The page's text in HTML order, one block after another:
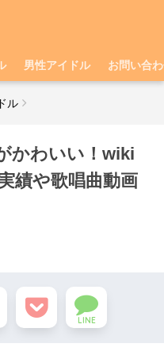
男性アイドル お問い合
ル
かわいい！wiki
績や歌唱曲動画
LINE